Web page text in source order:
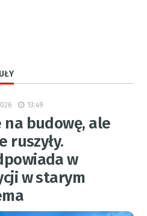
13:49
budowę, ale
ruszyły.
w
w starym